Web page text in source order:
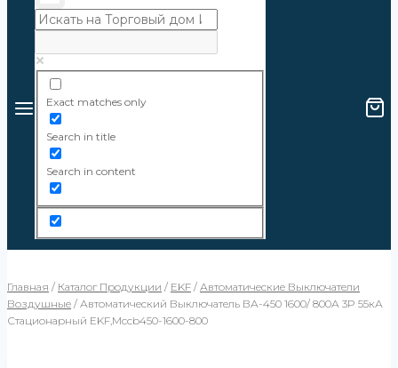
Exact matches only
Search in title
Search in content
Главная / Каталог Продукции / EKF / Автоматические Выключатели
Воздушные / Автоматический Выключатель ВА-450 1600/ 800А 3P 55кА
Стационарный EKF,mccb450-1600-800